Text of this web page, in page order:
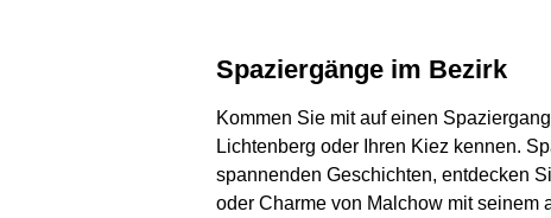
Spaziergänge im Bezirk
Kommen Sie mit auf einen
Lichtenberg oder Ihren Kiez kennen.
spannenden Geschichten, entdecken
oder Charme von Malchow mit seinem